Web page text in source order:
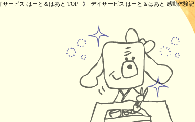
サービス はーと＆はあと TOP デイサービス はーと＆はあと 感動体験記